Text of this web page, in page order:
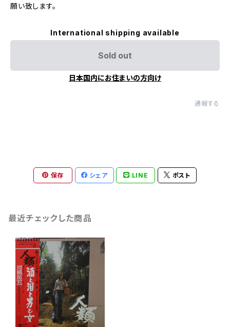
願い致します。
International shipping available
Sold out
日本国内にお住まいの方向け
通報する
保存 シェア LINE ポスト
最近チェックした商品